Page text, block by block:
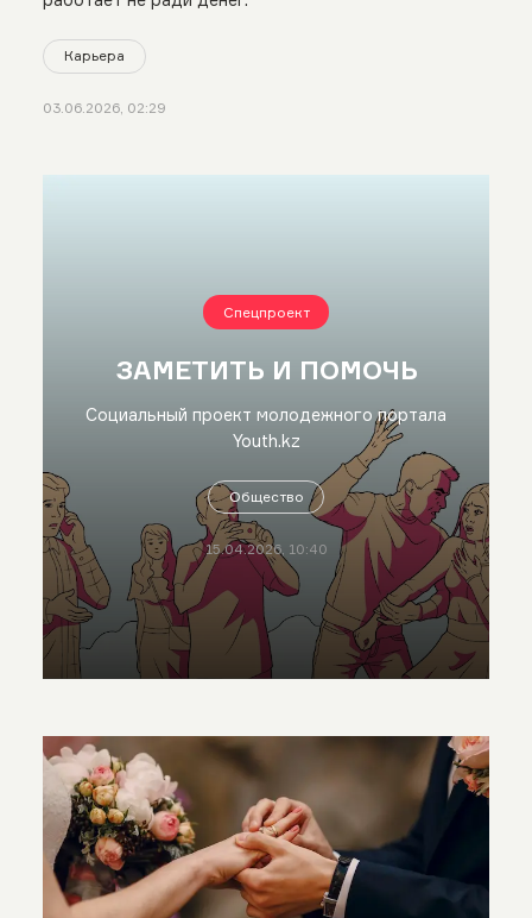
Карьера
03.06.2026, 02:29
Спецпроект
ЗАМЕТИТЬ И ПОМОЧЬ
Социальный проект молодежного портала
Youth.kz
Общество
15.04.2026, 10:40